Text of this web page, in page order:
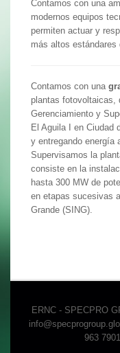
Contamos con una
modernos equipos
permiten actuar y
más altos estándares
Contamos con una
plantas fotovoltaicas,
Gerenciamiento y
El Aguila I en Ciudad
y entregando energía
Supervisamos la
consiste en la
hasta 300 MW de
en etapas sucesivas
Grande (SING).
ERNC - SPECPRO
963